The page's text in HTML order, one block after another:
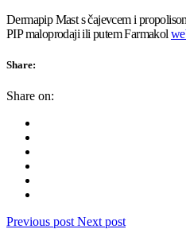
Dermapip Mast s čajevcem i
PIP maloprodaji ili putem Farmakol
Share:
Share on:
Previous post Next post